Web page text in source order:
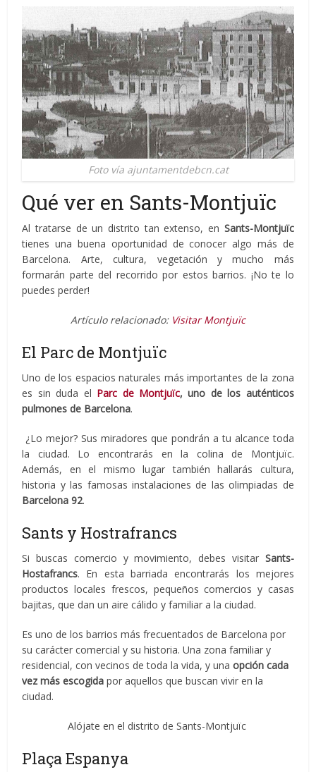
Foto vía ajuntamentdebcn.cat
Qué ver en Sants-Montjuïc
Al tratarse de un distrito tan extenso, en Sants-Montjuïc
tienes una buena oportunidad de conocer algo más de
Barcelona. Arte, cultura, vegetación y mucho más
formarán parte del recorrido por estos barrios. ¡No te lo
puedes perder!
Artículo relacionado: Visitar Montjuïc
El Parc de Montjuïc
Uno de los espacios naturales más importantes de la zona
es sin duda el Parc de Montjuïc, uno de los auténticos
pulmones de Barcelona.
¿Lo mejor? Sus miradores que pondrán a tu alcance toda
la ciudad. Lo encontrarás en la colina de Montjuïc.
Además, en el mismo lugar también hallarás cultura,
historia y las famosas instalaciones de las olimpiadas de
Barcelona 92.
Sants y Hostrafrancs
Si buscas comercio y movimiento, debes visitar Sants-
Hostafrancs. En esta barriada encontrarás los mejores
productos locales frescos, pequeños comercios y casas
bajitas, que dan un aire cálido y familiar a la ciudad.
Es uno de los barrios más frecuentados de Barcelona por
su carácter comercial y su historia. Una zona familiar y
residencial, con vecinos de toda la vida, y unaopción cada
vez más escogidapor aquellos que buscan vivir en la
ciudad.
Alójate en el distrito de Sants-Montjuïc
Plaça Espanya